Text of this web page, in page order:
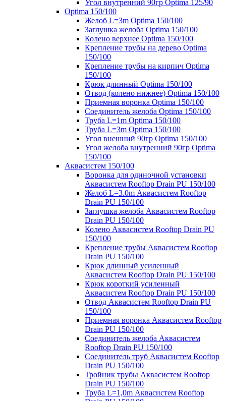
Угол внутренний 90гр Optima 125/90
Optima 150/100
Желоб L=3m Optima 150/100
Заглушка желоба Optima 150/100
Колено верхнее Optima 150/100
Крепление трубы на дерево Optima
150/100
Крепление трубы на кирпич Optima
150/100
Крюк длинный Optima 150/100
Отвод (колено нижнее) Optima 150/100
Приемная воронка Optima 150/100
Соединитель желоба Optima 150/100
Труба L=1m Optima 150/100
Труба L=3m Optima 150/100
Угол внешний 90гр Optima 150/100
Угол желоба внутренний 90гр Optima
150/100
Аквасистем 150/100
Воронка для одиночной установки
Аквасистем Rooftop Drain PU 150/100
Желоб L=3.0m Аквасистем Rooftop
Drain PU 150/100
Заглушка желоба Аквасистем Rooftop
Drain PU 150/100
Колено Аквасистем Rooftop Drain PU
150/100
Крепление трубы Аквасистем Rooftop
Drain PU 150/100
Крюк длинный усиленный
Аквасистем Rooftop Drain PU 150/100
Крюк короткий усиленный
Аквасистем Rooftop Drain PU 150/100
Отвод Аквасистем Rooftop Drain PU
150/100
Приемная воронка Аквасистем Rooftop
Drain PU 150/100
Соединитель желоба Аквасистем
Rooftop Drain PU 150/100
Соединитель труб Аквасистем Rooftop
Drain PU 150/100
Тройник трубы Аквасистем Rooftop
Drain PU 150/100
Труба L=1,0m Аквасистем Rooftop